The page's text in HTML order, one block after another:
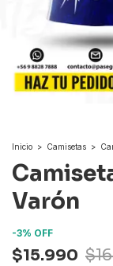
Inicio > Camisetas >
Varón
-3% OFF
$15.990